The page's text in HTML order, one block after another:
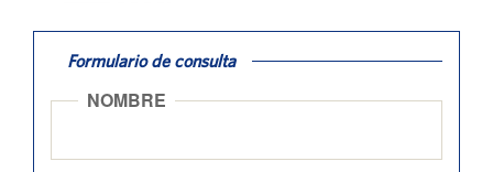
Formulario de consulta
NOMBRE